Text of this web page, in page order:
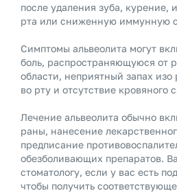
после удаления зуба, курение,
рта или сниженную иммунную
Симптомы альвеолита могут
боль, распространяющуюся от
области, неприятный запах
во рту и отсутствие кровяного
Лечение альвеолита обычно
раны, нанесение
предписание
обезболивающих препаратов.
стоматологу, если у вас есть
чтобы получить